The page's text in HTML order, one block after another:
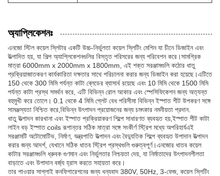
অ্যাপ্লিকেশনঃ
এনজো স্টিল কয়েল স্লিটার একটি উচ্চ-নির্ভুলতা কয়েল স্লিটিং মেশিন যা চীনে ডিজাইন এবং
উত্পাদিত হয়, যা শিল্প অ্যাপ্লিকেশনগুলির বিস্তৃত পরিসরের জন্য পরিবেশন করে।সামগ্রিক
মাত্রা 6000mm x 2000mm x 1800mm, এই শক্ত সরঞ্জামগুলি কঠোর ধাতু
প্রক্রিয়াজাতকরণ কার্যকারিতা দক্ষতার সাথে পরিচালনা করার জন্য ডিজাইন করা হয়েছে।এটিতে
150 থেকে 300 মিমি পর্যন্ত কাটা ব্লেডের ব্যাসার্ধ রয়েছে এবং 10 মিমি থেকে 1500 মিমি
পর্যন্ত কাটা প্রস্থ সমর্থন করে, এটি বিভিন্ন রোল আকার এবং স্পেসিফিকেশন জন্য অত্যন্ত
বহুমুখী করে তোলে। 0.1 থেকে 4 মিমি প্লেট বেধ পরিসীমা বিভিন্ন ইস্পাত শীট উপকরণ সঙ্গে
সামঞ্জস্যতা নিশ্চিত করে,বিভিন্ন উৎপাদন প্রয়োজনের জন্য চমৎকার নমনীয়তা প্রদান.
ধাতু উত্পাদন কারখানা এবং ইস্পাত প্রক্রিয়াকরণ শিল্পে সাধারণত ব্যবহৃত হয়,ইস্পাত শীট কাটা
লাইন বড় ইস্পাত coils রূপান্তর সঠিক মাত্রা সঙ্গে সংকীর্ণ স্ট্রিপ মধ্যে অপরিহার্যএই
সরঞ্জামটি অটোমোটিভ, নির্মাণ, যন্ত্রপাতি উত্পাদন এবং বৈদ্যুতিক শিল্পে ব্যবহৃত উপাদান উত্পাদন
করার জন্য আদর্শ, যেখানে সঠিক ধাতব স্ট্রিপ প্রস্থগুলি গুরুত্বপূর্ণ।এনজোর ধাতব কয়েল
কাটার সরঞ্জামগুলি ধ্রুবক গুণমান এবং নির্ভুলতার নিশ্চয়তা দেয়, যা নির্মাতাদের উৎপাদনশীলতা
বাড়াতে এবং উপাদান বর্জ্য হ্রাস করতে সহায়তা করে।
তার পাওয়ার সাপ্লাই কনফিগারেশনের জন্য ধন্যবাদ 380V, 50Hz, 3-ফেজ, কয়েল স্লিটিং